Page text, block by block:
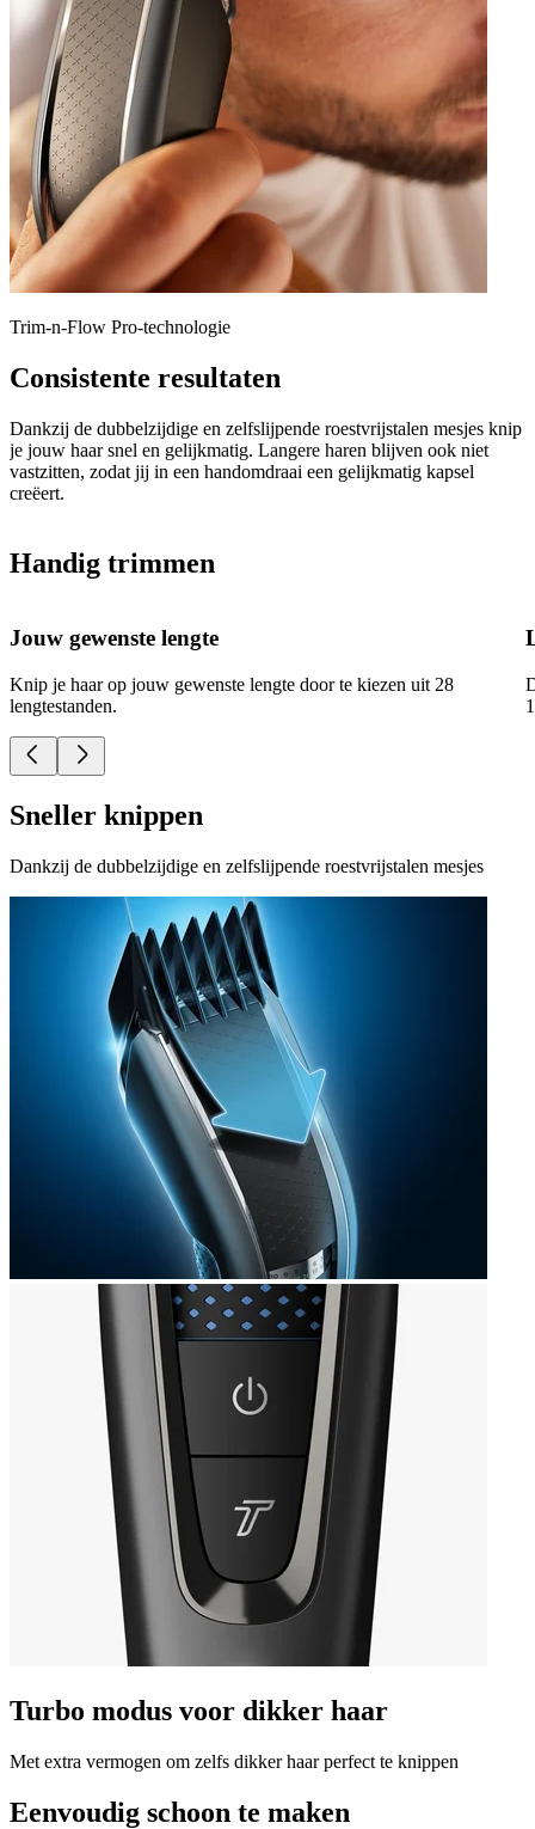
Trim-n-Flow Pro-technologie
Consistente resultaten
Dankzij de dubbelzijdige en zelfslijpende roestvrijstalen mesjes knip
je jouw haar snel en gelijkmatig. Langere haren blijven ook niet
vastzitten, zodat jij in een handomdraai een gelijkmatig kapsel
creëert.
Handig trimmen
Jouw gewenste lengte
Knip je haar op jouw gewenste lengte door te kiezen uit 28
lengtestanden.
Sneller knippen
Dankzij de dubbelzijdige en zelfslijpende roestvrijstalen mesjes
Turbo modus voor dikker haar
Met extra vermogen om zelfs dikker haar perfect te knippen
Eenvoudig schoon te maken